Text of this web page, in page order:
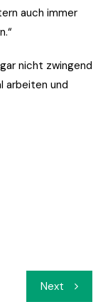
auch immer
nicht zwingend
arbeiten und
Next